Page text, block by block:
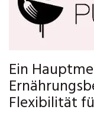
Ein
Flexibilität